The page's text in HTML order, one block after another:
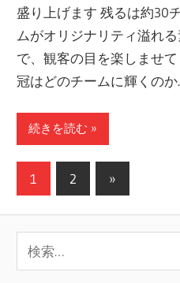
盛り上げます 残るは約30
ムがオリジナリティ溢れ
で、観客の目を楽しませ
冠はどのチームに輝くの
続きを読む
投
の
ペ
1 2
次
の
»